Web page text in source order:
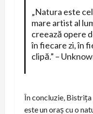
„Natura este
mare artist al
creează opere
în fiecare zi, în
clipă.” –
În concluzie,
este un oraș cu o